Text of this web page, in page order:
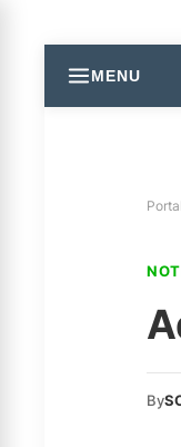
MENU
By